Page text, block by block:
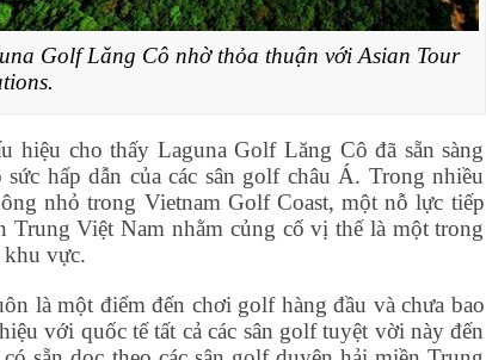
Golf Lăng Cô nhờ thỏa thuận với Asian Tour
hiệu cho thấy Laguna Golf Lăng Cô đã sẵn sàng
hấp dẫn của các sân golf châu Á. Trong nhiều
nhỏ trong Vietnam Golf Coast, một nỗ lực tiếp
Trung Việt Nam nhằm củng cố vị thế là một trong
khu vực.
là một điểm đến chơi golf hàng đầu và chưa bao
với quốc tế tất cả các sân golf tuyệt vời này đến